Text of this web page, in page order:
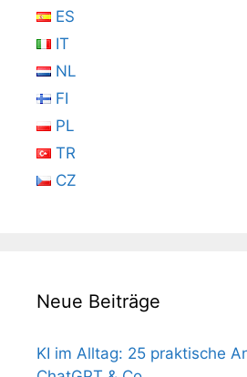
ES
IT
NL
FI
PL
TR
CZ
Neue Beiträge
KI im Alltag: 25 praktische